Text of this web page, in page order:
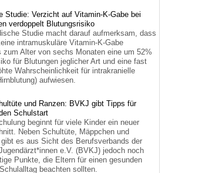
Studie: Verzicht auf Vitamin-K-Gabe bei
verdoppelt Blutungsrisiko
Studie macht darauf aufmerksam, dass
intramuskuläre Vitamin-K-Gabe
zum Alter von sechs Monaten eine um 52%
für Blutungen jeglicher Art und eine fast
Wahrscheinlichkeit für intrakranielle
aufwiesen.
und Ranzen: BVKJ gibt Tipps für
Schulstart
beginnt für viele Kinder ein neuer
Neben Schultüte, Mäppchen und
es aus Sicht des Berufsverbands der
e.V. (BVKJ) jedoch noch
Punkte, die Eltern für einen gesunden
beachten sollten.